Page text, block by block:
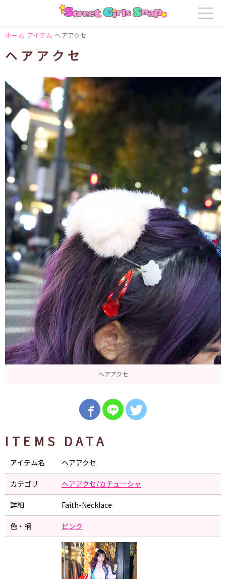
ホーム アイテム ヘアアクセ
ヘアアクセ
ヘアアクセ
ITEMS DATA
アイテム名 ヘアアクセ
カテゴリ ヘアアクセ/カチューシャ
詳細 Faith-Necklace
色・柄 ピンク